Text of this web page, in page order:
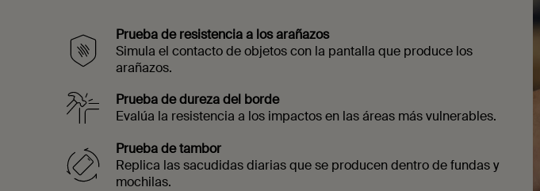
Prueba de resistencia a los arañazos
Simula el contacto de objetos con la pantalla que produce los
arañazos.
Prueba de dureza del borde
Evalúa la resistencia a los impactos en las áreas más vulnerables.
Prueba de tambor
Replica las sacudidas diarias que se producen dentro de fundas y
mochilas.